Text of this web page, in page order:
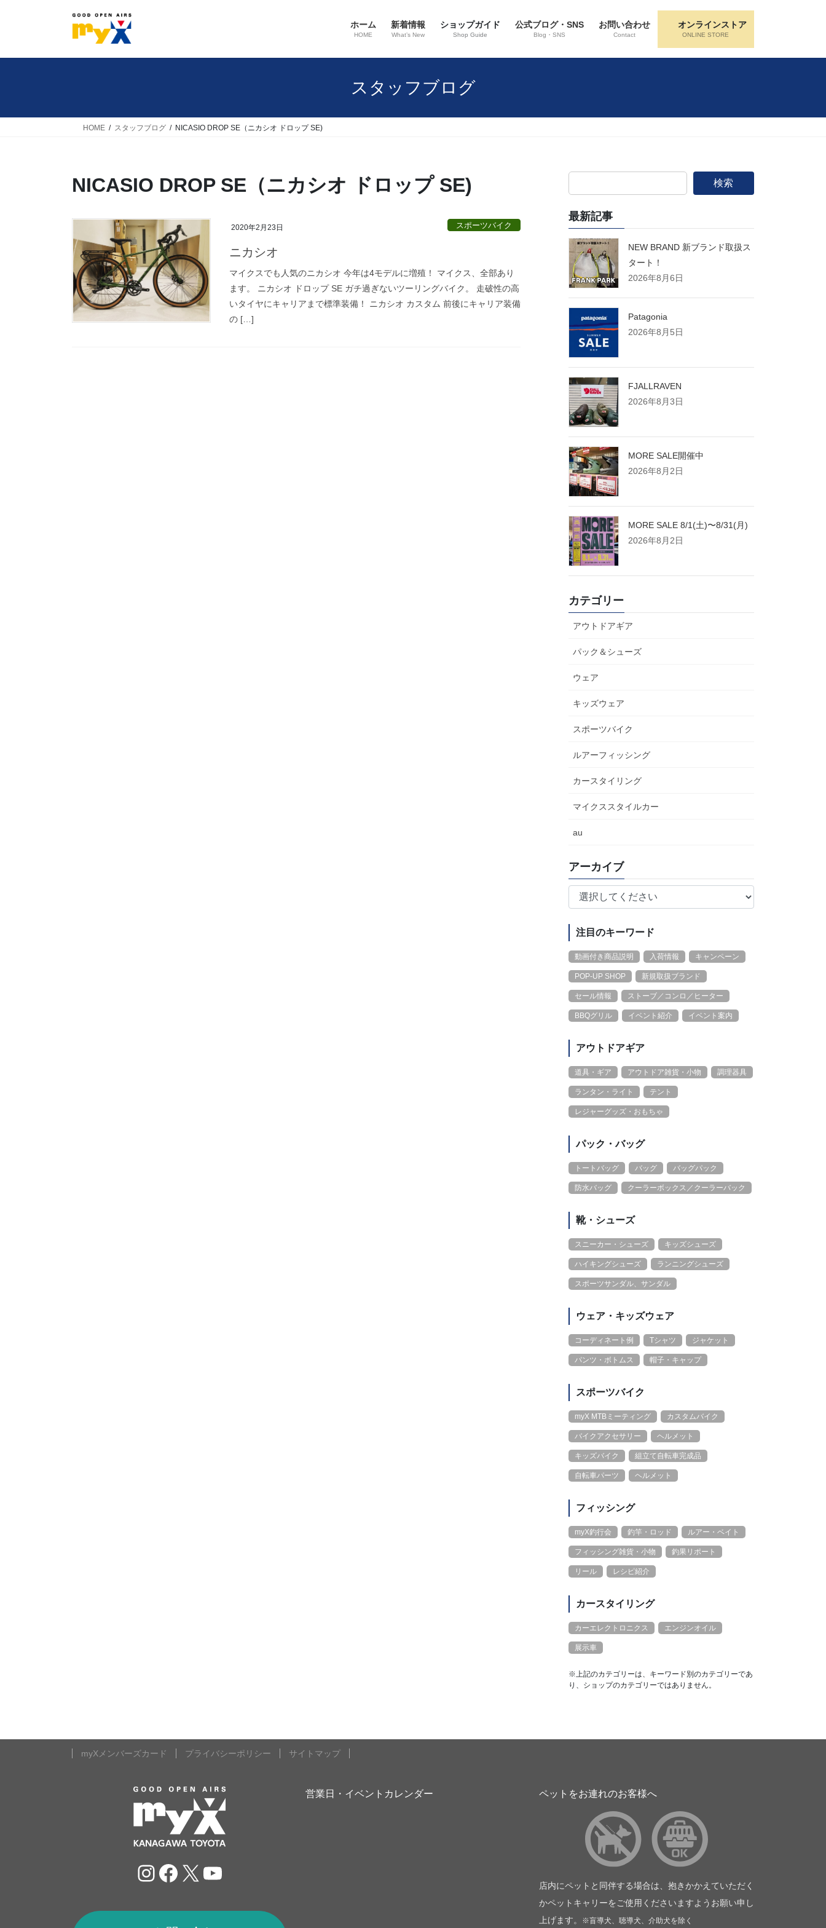
ン
ー
ホーム
HOME
新着情報
What’s New
ショップガイド
Shop Guide
公式ブログ・SNS
Blog・SNS
お問い合わせ
Contact
オンラインストア
ONLINE STORE
スタッフブログ
HOME スタッフブログ NICASIO DROP SE（ニカシオ ドロップ SE)
NICASIO DROP SE（ニカシオ ドロップ SE)
2020年2月23日 スポーツバイク
ニカシオ
マイクスでも人気のニカシオ 今年は4モデルに増殖！ マイクス、全部あり
ます。 ニカシオ ドロップ SE ガチ過ぎないツーリングバイク。 走破性の高
いタイヤにキャリアまで標準装備！ ニカシオ カスタム 前後にキャリア装備
の […]
検索
最新記事
NEW BRAND 新ブランド取扱ス
タート！
2026年8月6日
Patagonia
2026年8月5日
FJALLRAVEN
2026年8月3日
MORE SALE開催中
2026年8月2日
MORE SALE 8/1(土)〜8/31(月)
2026年8月2日
カテゴリー
アウトドアギア
パック＆シューズ
ウェア
キッズウェア
スポーツバイク
ルアーフィッシング
カースタイリング
マイクススタイルカー
au
アーカイブ
注目のキーワード
動画付き商品説明 入荷情報 キャンペーン
POP-UP SHOP 新規取扱ブランド
セール情報 ストーブ／コンロ／ヒーター
BBQグリル イベント紹介 イベント案内
アウトドアギア
道具・ギア アウトドア雑貨・小物 調理器具
ランタン・ライト テント
レジャーグッズ・おもちゃ
パック・バッグ
トートバッグ バッグ バッグパック
防水バッグ クーラーボックス／クーラーバック
靴・シューズ
スニーカー・シューズ キッズシューズ
ハイキングシューズ ランニングシューズ
スポーツサンダル、サンダル
ウェア・キッズウェア
コーディネート例 Tシャツ ジャケット
パンツ・ボトムス 帽子・キャップ
スポーツバイク
myX MTBミーティング カスタムバイク
バイクアクセサリー ヘルメット
キッズバイク 組立て自転車完成品
自転車パーツ ヘルメット
フィッシング
myX釣行会 釣竿・ロッド ルアー・ベイト
フィッシング雑貨・小物 釣果リポート
リール レシピ紹介
カースタイリング
カーエレクトロニクス エンジンオイル
展示車
※上記のカテゴリーは、キーワード別のカテゴリーであ
り、ショップのカテゴリーではありません。
myXメンバーズカード プライバシーポリシー サイトマップ
Instagram
Facebook
X YouTube
営業日・イベントカレンダー ペットをお連れのお客様へ
店内にペットと同伴する場合は、抱きかかえていただく
かペットキャリーをご使用くださいますようお願い申し
上げます。
※盲導犬、聴導犬、介助犬を除く